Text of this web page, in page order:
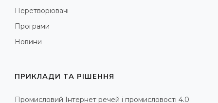
Перетворювачі
Програми
Новини
ПРИКЛАДИ ТА РІШЕННЯ
Промисловий Інтернет речей і промисловості 4.0